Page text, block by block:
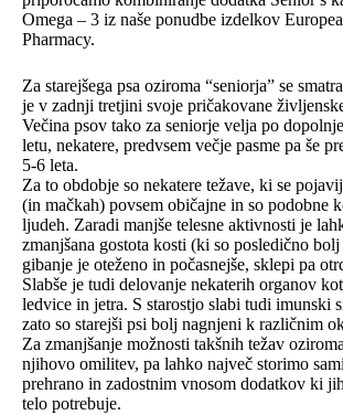
Omega – 3 iz naše ponudbe izdelkov
Pharmacy.
Za starejšega psa oziroma “seniorja” se
je v zadnji tretjini svoje pričakovane
Večina psov tako za seniorje velja po
letu, nekatere, predvsem večje pasme pa še
5-6 leta.
Za to obdobje so nekatere težave, ki se
(in mačkah) povsem običajne in so podobne
ljudeh. Zaradi manjše telesne aktivnosti je
zmanjšana gostota kosti (ki so posledično
gibanje je oteženo in počasnejše, sklepi pa
Slabše je tudi delovanje nekaterih organov
ledvice in jetra. S starostjo slabi tudi imunski
zato so starejši psi bolj nagnjeni k različnim
Za zmanjšanje možnosti takšnih težav
njihovo omilitev, pa lahko največ storimo
prehrano in zadostnim vnosom dodatkov ki
telo potrebuje.